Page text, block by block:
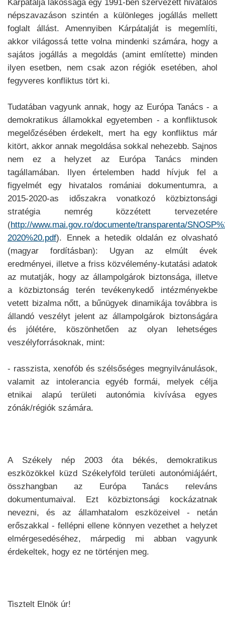
Kárpátalja lakossága egy 1991-ben szervezett hivatalos
népszavazáson szintén a különleges jogállás mellett
foglalt állást. Amennyiben Kárpátalját is megemlíti,
akkor világossá tette volna mindenki számára, hogy a
sajátos jogállás a megoldás (amint említette) minden
ilyen esetben, nem csak azon régiók esetében, ahol
fegyveres konfliktus tört ki.
Tudatában vagyunk annak, hogy az Európa Tanács - a
demokratikus államokkal egyetemben - a konfliktusok
megelőzésében érdekelt, mert ha egy konfliktus már
kitört, akkor annak megoldása sokkal nehezebb. Sajnos
nem ez a helyzet az Európa Tanács minden
tagállamában. Ilyen értelemben hadd hívjuk fel a
figyelmét egy hivatalos romániai dokumentumra, a
2015-2020-as időszakra vonatkozó közbiztonsági
stratégia nemrég közzétett tervezetére
(http://www.mai.gov.ro/documente/transparenta/
2020%20.pdf). Ennek a hetedik oldalán ez olvasható
(magyar fordításban): Ugyan az elmúlt évek
eredményei, illetve a friss közvélemény-kutatási adatok
az mutatják, hogy az állampolgárok biztonsága, illetve
a közbiztonság terén tevékenykedő intézményekbe
vetett bizalma nőtt, a bűnügyek dinamikája továbbra is
állandó veszélyt jelent az állampolgárok biztonságára
és jólétére, köszönhetően az olyan lehetséges
veszélyforrásoknak, mint:
- rasszista, xenofób és szélsőséges megnyilvánulások,
valamit az intolerancia egyéb formái, melyek célja
etnikai alapú területi autonómia kivívása egyes
zónák/régiók számára.
A Székely nép 2003 óta békés, demokratikus
eszközökkel küzd Székelyföld területi autonómiájáért,
összhangban az Európa Tanács releváns
dokumentumaival. Ezt közbiztonsági kockázatnak
nevezni, és az államhatalom eszközeivel - netán
erőszakkal - fellépni ellene könnyen vezethet a helyzet
elmérgesedéséhez, márpedig mi abban vagyunk
érdekeltek, hogy ez ne történjen meg.
Tisztelt Elnök úr!